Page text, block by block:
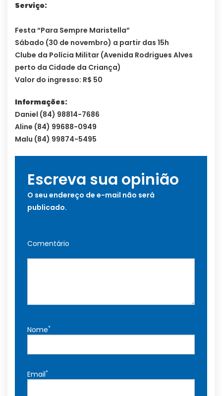
Serviço:
Festa “Para Sempre Maristella”
Sábado (30 de novembro) a partir das 15h
Clube da Polícia Militar (Avenida Rodrigues Alves
perto da Cidade da Criança)
Valor do ingresso: R$ 50
Informações:
Daniel (84) 98814-7686
Aline (84) 99688-0949
Malu (84) 99874-5495
Escreva sua opinião
O seu endereço de e-mail não será
publicado.
Comentário
Nome*
Email*